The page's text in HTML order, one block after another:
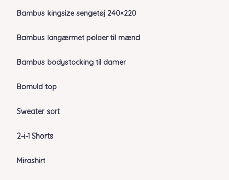
Bambus kingsize sengetøj 240×220
Bambus langærmet poloer til mænd
Bambus bodystocking til damer
Bomuld top
Sweater sort
2-i-1 Shorts
Mirashirt